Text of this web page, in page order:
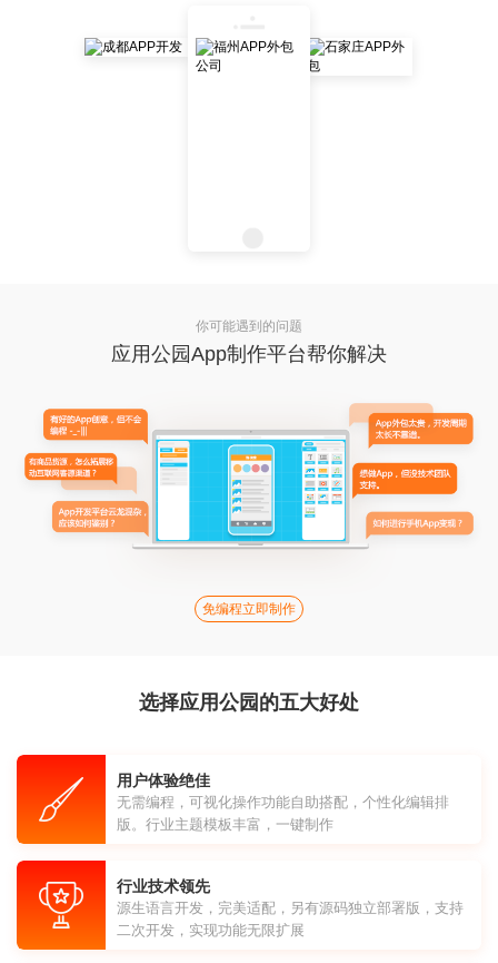
你可能遇到的问题
应用公园App制作平台帮你解决
免编程立即制作
选择应用公园的五大好处
用户体验绝佳
无需编程，可视化操作功能自助搭配，个性化编辑排
版。行业主题模板丰富，一键制作
行业技术领先
源生语言开发，完美适配，另有源码独立部署版，支持
二次开发，实现功能无限扩展